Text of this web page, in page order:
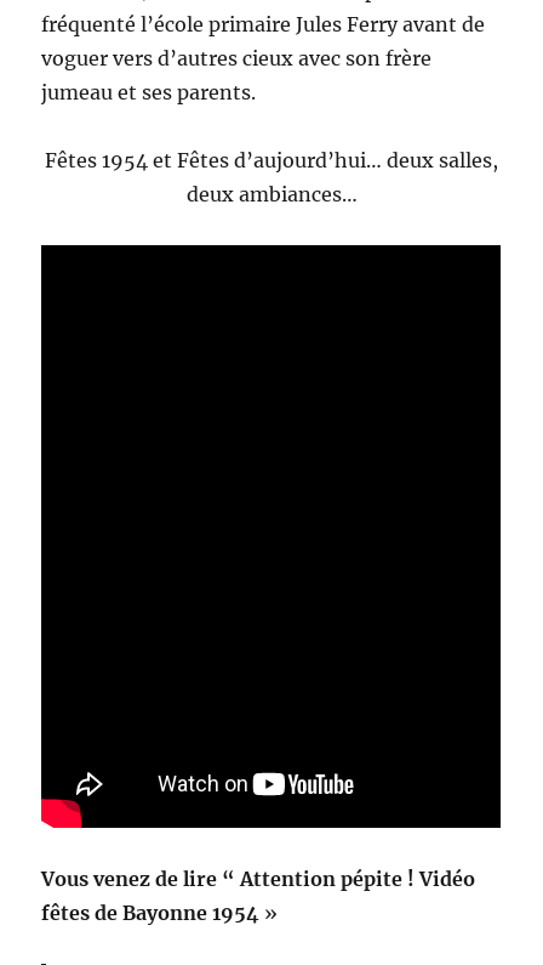
fréquenté l’école primaire Jules Ferry avant de
voguer vers d’autres cieux avec son frère
jumeau et ses parents.
Fêtes 1954 et Fêtes d’aujourd’hui… deux salles,
deux ambiances…
Vous venez de lire “ Attention pépite ! Vidéo
fêtes de Bayonne 1954 »